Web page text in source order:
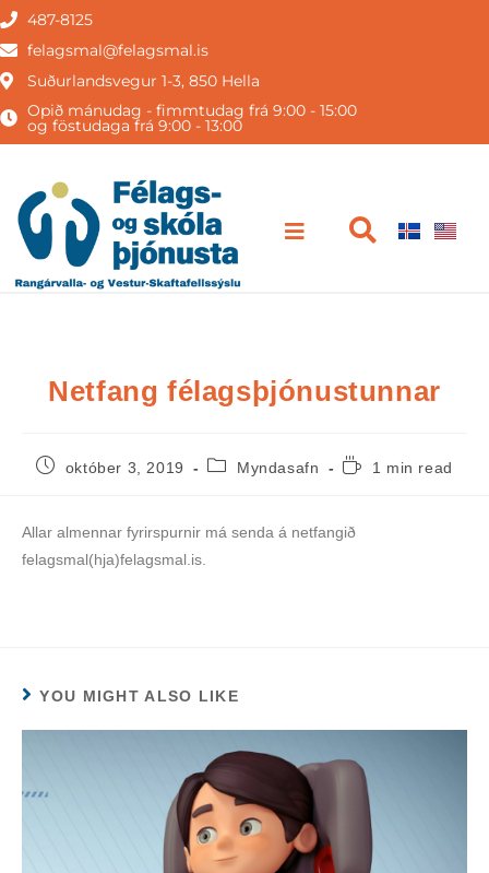
487-8125
felagsmal@felagsmal.is
Suðurlandsvegur 1-3, 850 Hella
Opið mánudag - fimmtudag frá 9:00 - 15:00
og föstudaga frá 9:00 - 13:00
Netfang félagsþjónustunnar
október 3, 2019 Myndasafn 1 min read
Allar almennar fyrirspurnir má senda á netfangið
felagsmal(hja)felagsmal.is.
YOU MIGHT ALSO LIKE